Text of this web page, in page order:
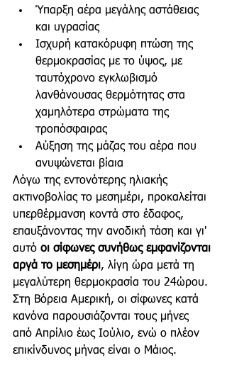
Ύπαρξη αέρα μεγάλης αστάθειας
και υγρασίας
Ισχυρή κατακόρυφη πτώση της
θερμοκρασίας με το ύψος, με
ταυτόχρονο εγκλωβισμό
λανθάνουσας θερμότητας στα
χαμηλότερα στρώματα της
τροπόσφαιρας
Αύξηση της μάζας του αέρα που
ανυψώνεται βίαια
Λόγω της εντονότερης ηλιακής
ακτινοβολίας το μεσημέρι, προκαλείται
υπερθέρμανση κοντά στο έδαφος,
επαυξάνοντας την ανοδική τάση και γι'
αυτό οι σίφωνες συνήθως εμφανίζονται
αργά το μεσημέρι, λίγη ώρα μετά τη
μεγαλύτερη θερμοκρασία του 24ώρου.
Στη Βόρεια Αμερική, οι σίφωνες κατά
κανόνα παρουσιάζονται τους μήνες
από Απρίλιο έως Ιούλιο, ενώ ο πλέον
επικίνδυνος μήνας είναι ο Μάιος.